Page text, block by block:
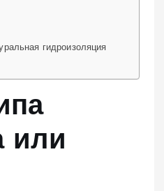
гидроизоляция
или